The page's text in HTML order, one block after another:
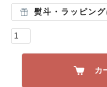
熨斗・ラッピング
カ